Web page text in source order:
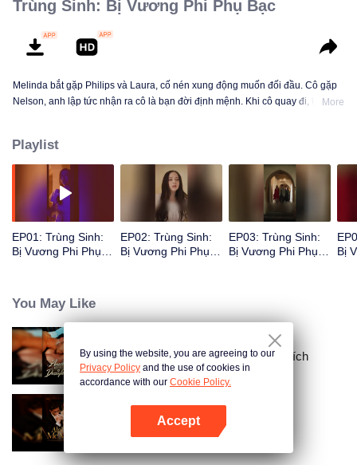
Trùng Sinh: Bị Vương Phi Phụ Bạc
Melinda bắt gặp Philips và Laura, cố nén xung động muốn đối đầu. Cô gặp
Nelson, anh lập tức nhận ra cô là bạn đời định mệnh. Khi cô quay đi, khaoMore
Playlist
EP01: Trùng Sinh:
Bị Vương Phi Phụ
EP02: Trùng Sinh:
Bị Vương Phi Phụ
EP03: Trùng Sinh:
Bị Vương Phi Phụ
Bị
You May Like
Ràng Buộc Với Người Vợ Mất Tích
Alpha, Xin Hãy Đánh Dấu Em
By using the website, you are agreeing to our
Privacy Policy and the use of cookies in
accordance with our Cookie Policy.
Accept